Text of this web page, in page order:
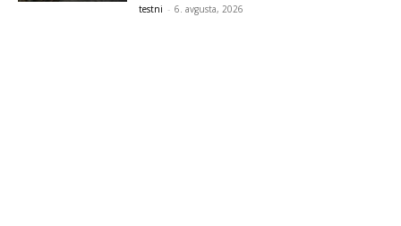
testni - 6. avgusta, 2026